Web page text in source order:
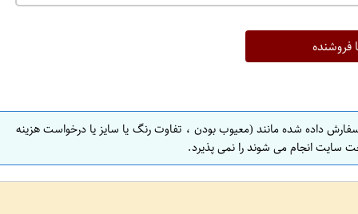
فروشنده
داده شده مانند (معیوب بودن ، تفاوت رنگ یا سایز یا درخواست هزینه
سایت انجام می شوند را نمی پذیرد.